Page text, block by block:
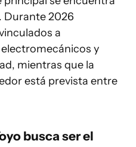
Durante 2026
a
y
mientras que la
está prevista entre
busca ser el